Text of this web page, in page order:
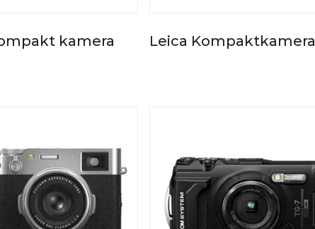
kamera Leica Kompaktkamera